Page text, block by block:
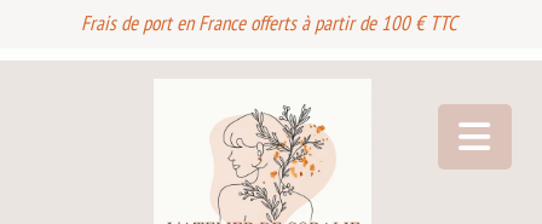
Frais de port en France offerts à partir de 100 € TTC